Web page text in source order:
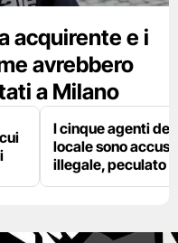
acquirente e i
avrebbero
a Milano
I cinque agenti
locale sono
illegale, peculato